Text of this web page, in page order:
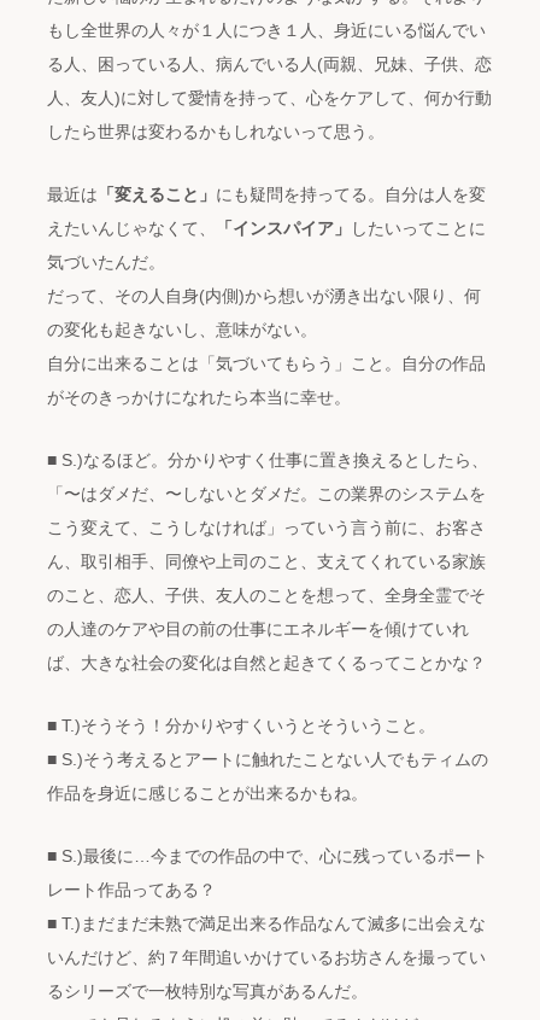
もし全世界の人々が１人につき１人、身近にいる悩んでい
る人、困っている人、病んでいる人(両親、兄妹、子供、恋
人、友人)に対して愛情を持って、心をケアして、何か行動
したら世界は変わるかもしれないって思う。
最近は 「変えること」 にも疑問を持ってる。自分は人を変
えたいんじゃなくて、
「インスパイア」
したいってことに
気づいたんだ。
だって、その人自身(内側)から想いが湧き出ない限り、何
の変化も起きないし、意味がない。
自分に出来ることは「気づいてもらう」こと。自分の作品
がそのきっかけになれたら本当に幸せ。
■ S.)なるほど。分かりやすく仕事に置き換えるとしたら、
「〜はダメだ、〜しないとダメだ。この業界のシステムを
こう変えて、こうしなければ」っていう言う前に、お客さ
ん、取引相手、同僚や上司のこと、支えてくれている家族
のこと、恋人、子供、友人のことを想って、全身全霊でそ
の人達のケアや目の前の仕事にエネルギーを傾けていれ
ば、大きな社会の変化は自然と起きてくるってことかな？
■ T.)そうそう！分かりやすくいうとそういうこと。
■ S.)そう考えるとアートに触れたことない人でもティムの
作品を身近に感じることが出来るかもね。
■ S.)最後に…今までの作品の中で、心に残っているポート
レート作品ってある？
■ T.)まだまだ未熟で満足出来る作品なんて滅多に出会えな
いんだけど、約７年間追いかけているお坊さんを撮ってい
るシリーズで一枚特別な写真があるんだ。